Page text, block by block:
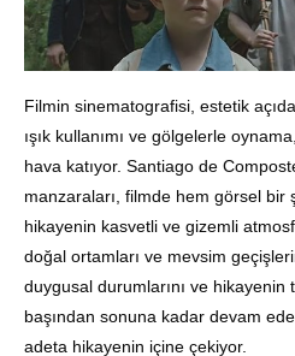
Filmin sinematografisi, estetik
ışık kullanımı ve gölgelerle
hava katıyor. Santiago de
manzaraları, filmde hem görsel bir
hikayenin kasvetli ve gizemli
doğal ortamları ve mevsim
duygusal durumlarını ve hikayenin
başından sonuna kadar devam
adeta hikayenin içine çekiyor.